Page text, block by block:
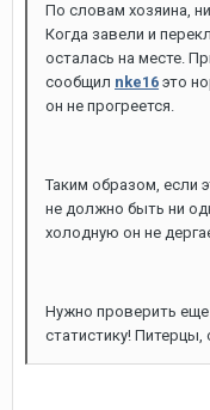
По словам хозяина,
Когда завели и
осталась на месте.
сообщил nke16 это
он не прогреется.
Таким образом, если
не должно быть ни
холодную он не
Нужно проверить еще
статистику! Питерцы,